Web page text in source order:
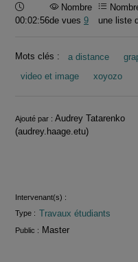
Durée :
00:02:56
Nombre
de vues 9
une liste
Mots clés : a distance
video et image
xoyozo
Informations
Ajouté par : Audrey Tatarenko
(audrey.haage.etu)
Intervenant(s) :
Type : Travaux étudiants
Public : Master